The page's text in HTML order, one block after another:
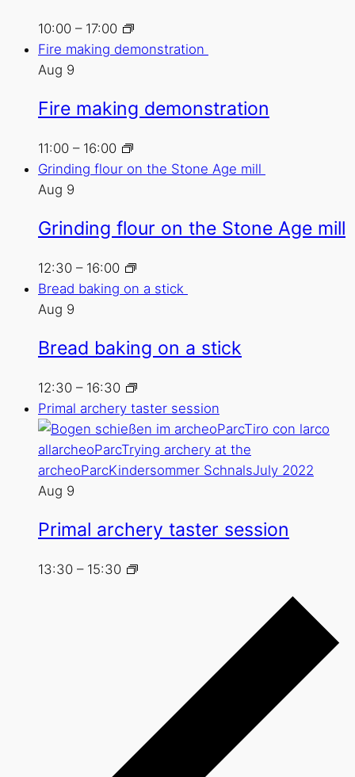
10:00 – 17:00
Fire making demonstration
Aug 9
Fire making demonstration
11:00 – 16:00
Grinding flour on the Stone Age mill
Aug 9
Grinding flour on the Stone Age mill
12:30 – 16:00
Bread baking on a stick
Aug 9
Bread baking on a stick
12:30 – 16:30
Primal archery taster session
Aug 9
Primal archery taster session
13:30 – 15:30